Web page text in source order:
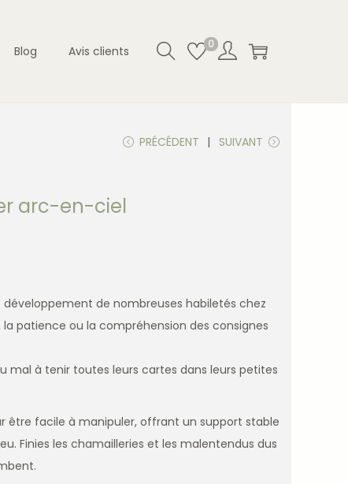
Blog Avis clients 0
PRÉCÉDENT SUIVANT
arc-en-ciel
de nombreuses habiletés chez
patience ou la compréhension des consignes
mal à tenir toutes leurs cartes dans leurs petites
être facile à manipuler, offrant un support stable
Finies les chamailleries et les malentendus dus